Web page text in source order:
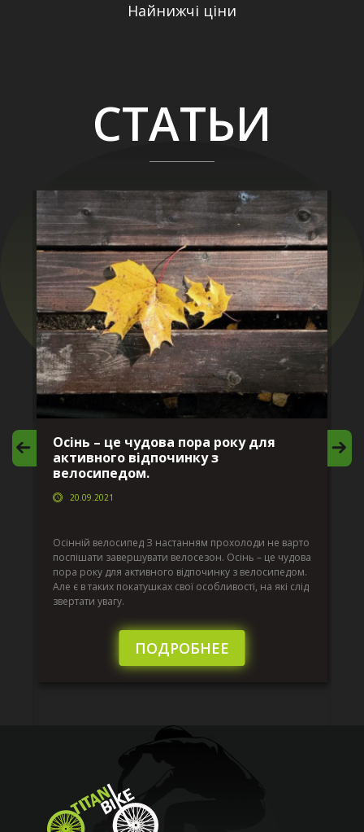
Найнижчі ціни
СТАТЬИ
Осінь – це чудова пора року для
активного відпочинку з
велосипедом.
20.09.2021
Осінній велосипед З настанням прохолоди не варто
поспішати завершувати велосезон. Осінь – це чудова
пора року для активного відпочинку з велосипедом.
Але є в таких покатушках свої особливості, на які слід
звертати увагу.
ПОДРОБНЕЕ